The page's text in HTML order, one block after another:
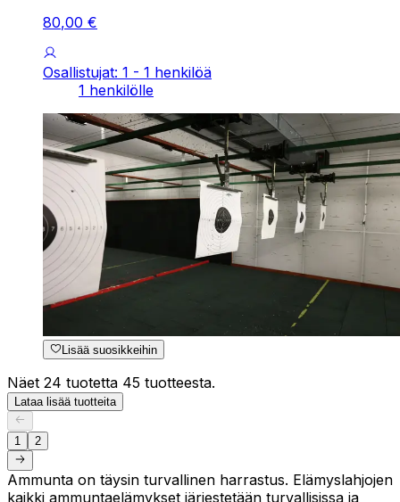
80,00 €
Osallistujat: 1 - 1 henkilöä
1 henkilölle
Lisää suosikkeihin
Näet 24 tuotetta 45 tuotteesta.
Lataa lisää tuotteita
1 2
Ammunta on täysin turvallinen harrastus. Elämyslahjojen
kaikki ammuntaelämykset järjestetään turvallisissa ja